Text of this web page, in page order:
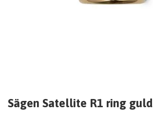
Sägen Satellite R1 ring guld